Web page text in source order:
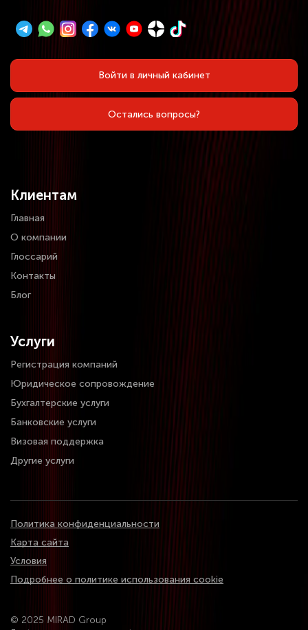
Клиентам
Главная
О компании
Глоссарий
Контакты
Блог
Услуги
Регистрация компаний
Юридическое сопровождение
Бухгалтерские услуги
Банковские услуги
Визовая поддержка
Другие услуги
Войти в личный кабинет
Остались вопросы?
© 2025 MIRAD Group
Политика конфиденциальности
Карта сайта
Условия
Подробнее о политике использования cookie